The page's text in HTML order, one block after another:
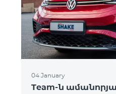
04 January
Team-ն